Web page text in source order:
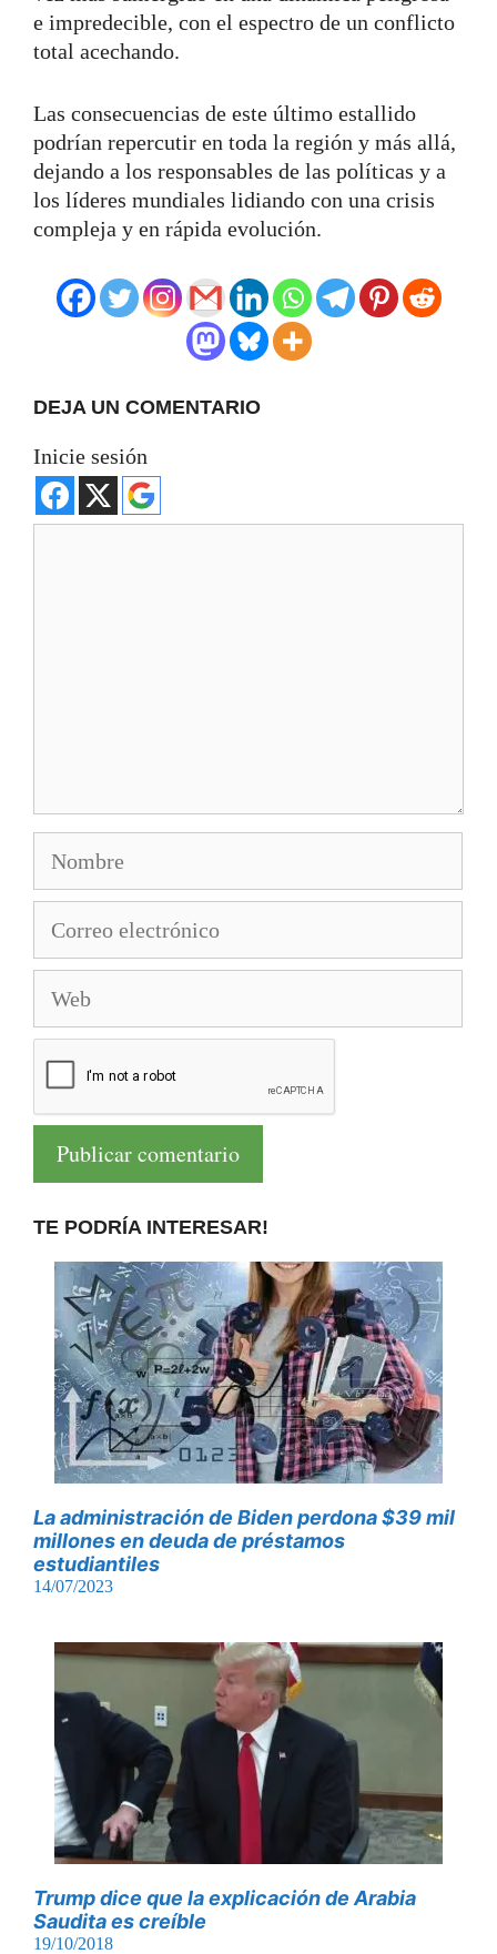
e impredecible, con el espectro de un conflicto
total acechando.
Las consecuencias de este último estallido
podrían repercutir en toda la región y más allá,
dejando a los responsables de las políticas y a
los líderes mundiales lidiando con una crisis
compleja y en rápida evolución.
DEJA UN COMENTARIO
Inicie sesión
electrónico
TE PODRÍA INTERESAR!
La administración de Biden perdona $39 mil
millones en deuda de préstamos
estudiantiles
14/07/2023
Trump dice que la explicación de Arabia
Saudita es creíble
19/10/2018